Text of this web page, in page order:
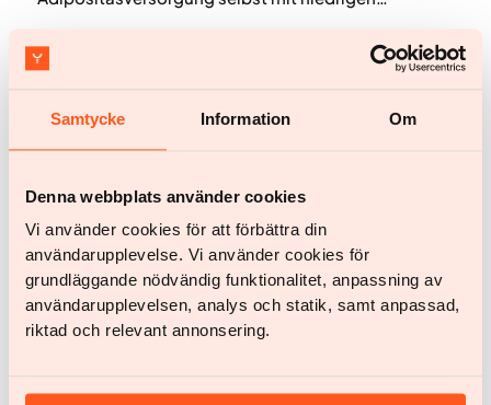
Samtycke Information Om
Denna webbplats använder cookies
Vi använder cookies för att förbättra din
användarupplevelse. Vi använder cookies för
grundläggande nödvändig funktionalitet, anpassning av
användarupplevelsen, analys och statik, samt anpassad,
riktad och relevant annonsering.
nachhaltigem Gewichtsverlust führt.
Pressemitteilung
Yazen ist „Gewichtsabnahme-Behandlung des Jahres
Yazen, der digitale Gesundheitsdienstleister für